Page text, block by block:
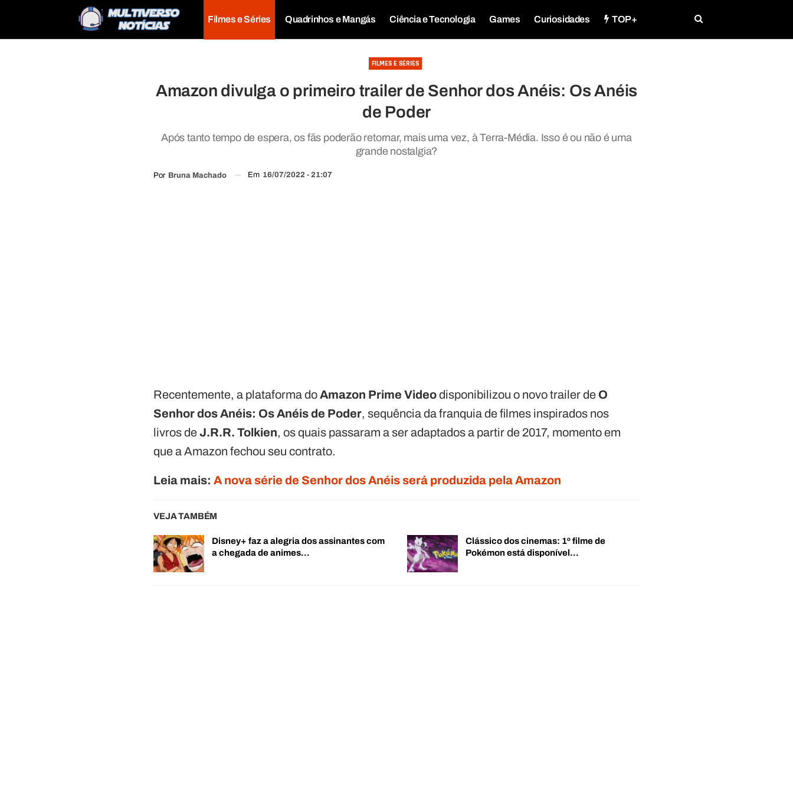
Filmes e Séries Quadrinhos e Mangás Ciência e Tecnologia Games Curiosidades TOP+
FILMES E SÉRIES
Amazon divulga o primeiro trailer de Senhor dos Anéis: Os Anéis
de Poder
Após tanto tempo de espera, os fãs poderão retornar, mais uma vez, à Terra-Média. Isso é ou não é uma
grande nostalgia?
Por Bruna Machado Em 16/07/2022 - 21:07
Recentemente, a plataforma doAmazon Prime Videodisponibilizou o novo trailer de O
Senhor dos Anéis: Os Anéis de Poder, sequência da franquia de filmes inspirados nos
livros deJ.R.R. Tolkien, os quais passaram a ser adaptados a partir de 2017, momento em
que a Amazon fechou seu contrato.
Leia mais:A nova série de Senhor dos Anéis será produzida pela Amazon
VEJA TAMBÉM
Disney+ faz a alegria dos assinantes com
a chegada de animes…
Clássico dos cinemas: 1º filme de
Pokémon está disponível…